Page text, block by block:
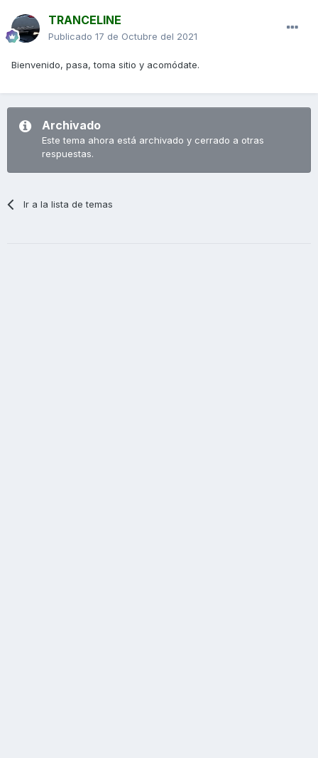
TRANCELINE
Publicado 17 de Octubre del 2021
Bienvenido, pasa, toma sitio y acomódate.
Archivado
Este tema ahora está archivado y cerrado a otras
respuestas.
Ir a la lista de temas